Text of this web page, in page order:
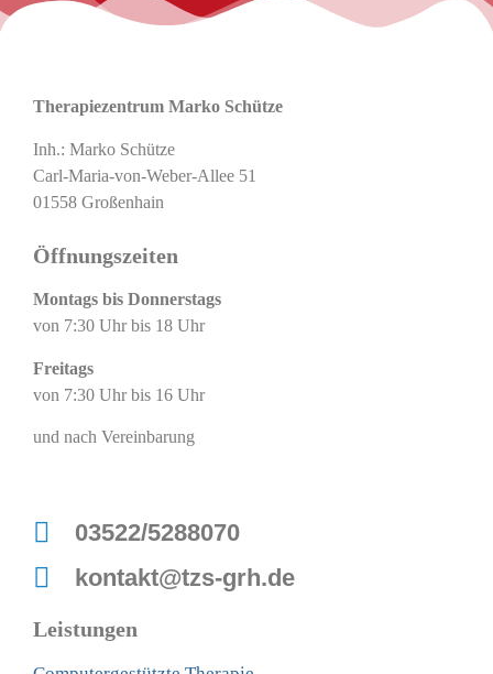
Therapiezentrum Marko Schütze
Inh.: Marko Schütze
Carl-Maria-von-Weber-Allee 51
01558 Großenhain
Öffnungszeiten
Montags bis Donnerstags
von 7:30 Uhr bis 18 Uhr
Freitags
von 7:30 Uhr bis 16 Uhr
und nach Vereinbarung
03522/5288070
kontakt@tzs-grh.de
Leistungen